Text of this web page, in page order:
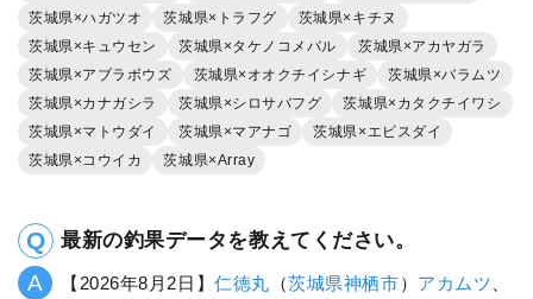
茨城県×ハガツオ
茨城県×トラフグ
茨城県×キチヌ
茨城県×キュウセン
茨城県×タケノコメバル
茨城県×アカヤガラ
茨城県×アブラボウズ
茨城県×オオクチイシナギ
茨城県×バラムツ
茨城県×カナガシラ
茨城県×シロサバフグ
茨城県×カタクチイワシ
茨城県×マトウダイ
茨城県×マアナゴ
茨城県×エビスダイ
茨城県×コウイカ
茨城県×Array
最新の釣果データを教えてください。
【2026年8月2日】仁徳丸 （茨城県神栖市） アカムツ